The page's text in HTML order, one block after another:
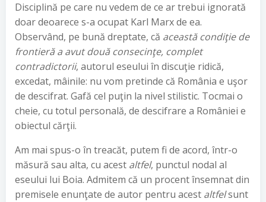
Disciplină pe care nu vedem de ce ar trebui ignorată
doar deoarece s-a ocupat Karl Marx de ea.
Observând, pe bună dreptate, că această condiţie de
frontieră a avut două consecinţe, complet
contradictorii, autorul eseului în discuţie ridică,
excedat, mâinile: nu vom pretinde că România e uşor
de descifrat. Gafă cel puţin la nivel stilistic. Tocmai o
cheie, cu totul personală, de descifrare a României e
obiectul cărţii.
Am mai spus-o în treacăt, putem fi de acord, într-o
măsură sau alta, cu acest altfel, punctul nodal al
eseului lui Boia. Admitem că un procent însemnat din
premisele enunţate de autor pentru acest altfelsunt